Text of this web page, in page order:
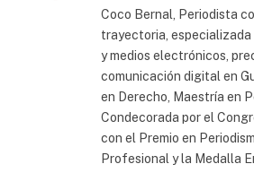
Coco Bernal, Periodista
trayectoria, especializada
y medios electrónicos,
comunicación digital en
en Derecho, Maestría en
Condecorada por el
con el Premio en
Profesional y la Medalla